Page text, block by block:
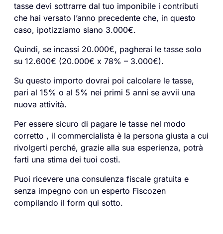
tasse devi sottrarre dal tuo imponibile i contributi
che hai versato l’anno precedente che, in questo
caso, ipotizziamo siano 3.000€.
Quindi, se incassi 20.000€, pagherai le tasse solo
su 12.600€ (20.000€ x 78% – 3.000€).
Su questo importo dovrai poi calcolare le tasse,
pari al 15% o al 5% nei primi 5 anni se avvii una
nuova attività.
Per essere sicuro di pagare le tasse nel modo
corretto , il commercialista è la persona giusta a cui
rivolgerti perché, grazie alla sua esperienza, potrà
farti una stima dei tuoi costi.
Puoi ricevere una consulenza fiscale gratuita e
senza impegno con un esperto Fiscozen
compilando il form qui sotto.